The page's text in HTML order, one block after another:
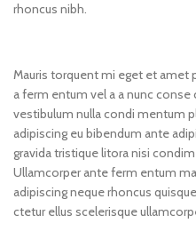
rhoncus nibh.
Mauris torquent mi eget et amet
a ferm entum vel a a nunc
vestibulum nulla condi mentum
adipiscing eu bibendum ante
gravida tristique litora nisi
Ullamcorper ante ferm entum
adipiscing neque rhoncus
ctetur ellus scelerisque